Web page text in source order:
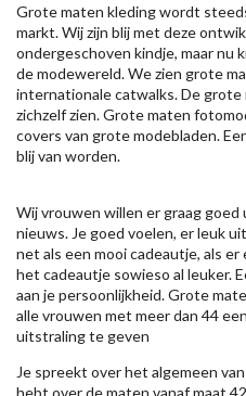
Grote maten kleding wordt
markt. Wij zijn blij met deze
ondergeschoven kindje, maar nu
de modewereld. We zien grote
internationale catwalks. De grote
zichzelf zien. Grote maten
covers van grote modebladen.
blij van worden.
Wij vrouwen willen er graag
nieuws. Je goed voelen, er leuk
net als een mooi cadeautje, als
het cadeautje sowieso al leuker.
aan je persoonlijkheid. Grote
alle vrouwen met meer dan 44
uitstraling te geven
Je spreekt over het algemeen
hebt over de maten vanaf maat